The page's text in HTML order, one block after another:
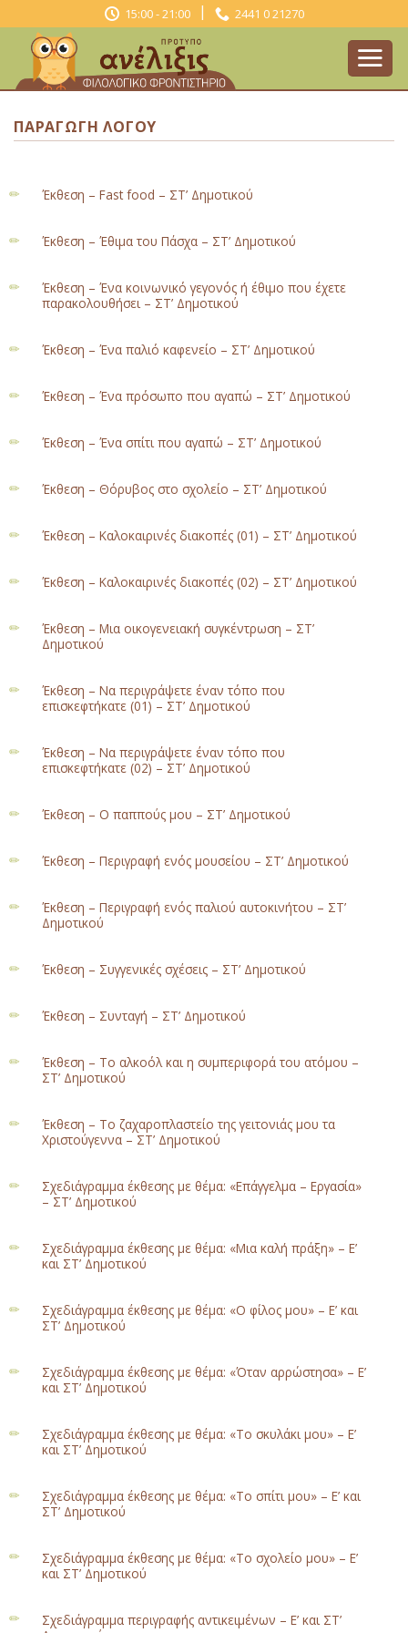
to
content
15:00 - 21:00 | 2441 0 21270
ΠΑΡΑΓΩΓΉ ΛΌΓΟΥ
Έκθεση – Fast food – ΣΤ’ Δημοτικού
Έκθεση – Έθιμα του Πάσχα – ΣΤ’ Δημοτικού
Έκθεση – Ένα κοινωνικό γεγονός ή έθιμο που έχετε
παρακολουθήσει – ΣΤ’ Δημοτικού
Έκθεση – Ένα παλιό καφενείο – ΣΤ’ Δημοτικού
Έκθεση – Ένα πρόσωπο που αγαπώ – ΣΤ’ Δημοτικού
Έκθεση – Ένα σπίτι που αγαπώ – ΣΤ’ Δημοτικού
Έκθεση – Θόρυβος στο σχολείο – ΣΤ’ Δημοτικού
Έκθεση – Καλοκαιρινές διακοπές (01) – ΣΤ’ Δημοτικού
Έκθεση – Καλοκαιρινές διακοπές (02) – ΣΤ’ Δημοτικού
Έκθεση – Μια οικογενειακή συγκέντρωση – ΣΤ’
Δημοτικού
Έκθεση – Να περιγράψετε έναν τόπο που
επισκεφτήκατε (01) – ΣΤ’ Δημοτικού
Έκθεση – Να περιγράψετε έναν τόπο που
επισκεφτήκατε (02) – ΣΤ’ Δημοτικού
Έκθεση – Ο παππούς μου – ΣΤ’ Δημοτικού
Έκθεση – Περιγραφή ενός μουσείου – ΣΤ’ Δημοτικού
Έκθεση – Περιγραφή ενός παλιού αυτοκινήτου – ΣΤ’
Δημοτικού
Έκθεση – Συγγενικές σχέσεις – ΣΤ’ Δημοτικού
Έκθεση – Συνταγή – ΣΤ’ Δημοτικού
Έκθεση – Το αλκοόλ και η συμπεριφορά του ατόμου –
ΣΤ’ Δημοτικού
Έκθεση – Το ζαχαροπλαστείο της γειτονιάς μου τα
Χριστούγεννα – ΣΤ’ Δημοτικού
Σχεδιάγραμμα έκθεσης με θέμα: «Επάγγελμα – Εργασία»
– ΣΤ’ Δημοτικού
Σχεδιάγραμμα έκθεσης με θέμα: «Μια καλή πράξη» – Ε’
και ΣΤ’ Δημοτικού
Σχεδιάγραμμα έκθεσης με θέμα: «Ο φίλος μου» – Ε’ και
ΣΤ’ Δημοτικού
Σχεδιάγραμμα έκθεσης με θέμα: «Όταν αρρώστησα» – Ε’
και ΣΤ’ Δημοτικού
Σχεδιάγραμμα έκθεσης με θέμα: «Το σκυλάκι μου» – Ε’
και ΣΤ’ Δημοτικού
Σχεδιάγραμμα έκθεσης με θέμα: «Το σπίτι μου» – Ε’ και
ΣΤ’ Δημοτικού
Σχεδιάγραμμα έκθεσης με θέμα: «Το σχολείο μου» – Ε’
και ΣΤ’ Δημοτικού
Σχεδιάγραμμα περιγραφής αντικειμένων – Ε’ και ΣΤ’